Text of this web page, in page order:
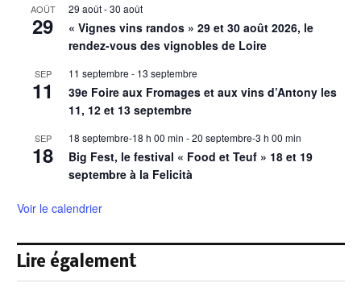
AOÛT
29
29 août-30 août
« Vignes vins randos » 29 et 30 août 2026, le
rendez-vous des vignobles de Loire
SEP
11
11 septembre - 13 septembre
39e Foire aux Fromages et aux vins d’Antony les
11, 12 et 13 septembre
SEP
18
18 septembre-18 h 00 min -20 septembre-3 h 00 min
Big Fest, le festival « Food et Teuf » 18 et 19
septembre à la Felicità
Voir le calendrier
Lire également